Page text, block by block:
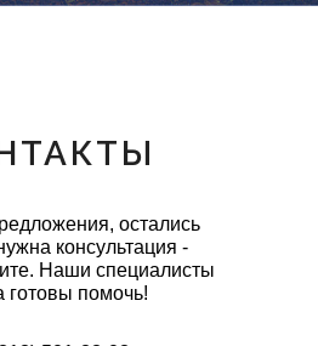
остались
консультация -
Наши специалисты
готовы помочь!